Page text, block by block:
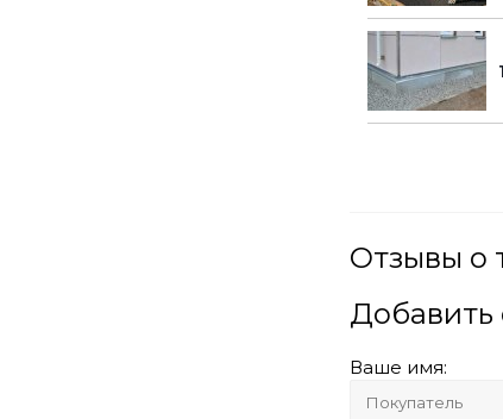
Отзывы о
Добавить
Ваше имя: